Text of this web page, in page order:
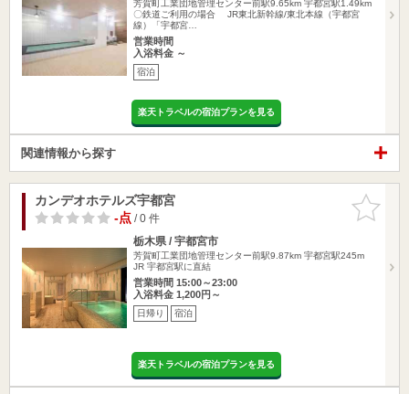
芳賀町工業団地管理センター前駅9.65km 宇都宮駅1.49km
〇鉄道ご利用の場合 JR東北新幹線/東北本線（宇都宮
線）「宇都宮…
営業時間
入浴料金 ～
宿泊
楽天トラベルの宿泊プランを見る
関連情報から探す
お気に入
りに追加
カンデオホテルズ宇都宮
-点/ 0 件
栃木県 / 宇都宮市
芳賀町工業団地管理センター前駅9.87km 宇都宮駅245m
JR 宇都宮駅に直結
営業時間 15:00～23:00
入浴料金 1,200円～
日帰り 宿泊
楽天トラベルの宿泊プランを見る